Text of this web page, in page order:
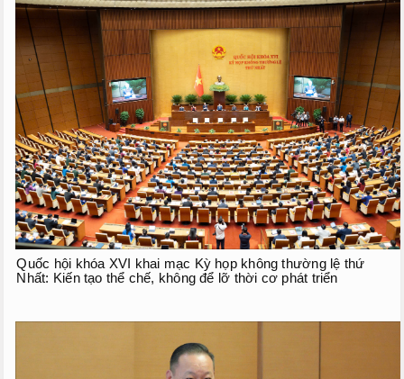
Quốc hội khóa XVI khai mạc Kỳ họp không thường lệ thứ
Nhất: Kiến tạo thể chế, không để lỡ thời cơ phát triển